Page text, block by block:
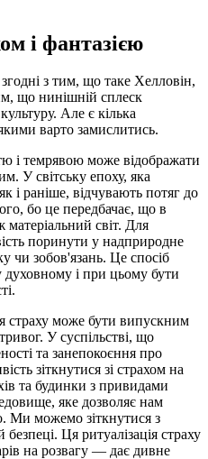
і фантазією
з тим, що таке Хелловін,
що нинішній сплеск
Але є кілька
варто замислитись.
і темрявою може відображати
У світську епоху, яка
і раніше, відчувають потяг до
бо це передбачає, що в
світ. Для
поринути у надприродне
чи зобов'язань. Це спосіб
духовному і при цьому бути
страху може бути випускним
У суспільстві, що
та занепокоєння про
зіткнутися зі страхом на
та будинки з привидами
яке дозволяє нам
Ми можемо зіткнутися з
Ця ритуалізація страху
на розвагу — дає дивне